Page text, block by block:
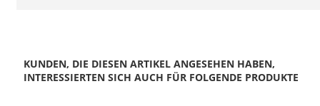
KUNDEN, DIE DIESEN ARTIKEL ANGESEHEN HABEN,
INTERESSIERTEN SICH AUCH FÜR FOLGENDE PRODUKTE